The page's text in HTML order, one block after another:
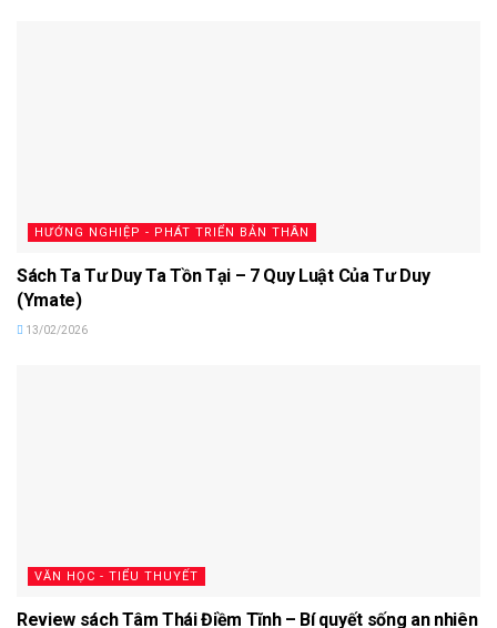
HƯỚNG NGHIỆP - PHÁT TRIỂN BẢN THÂN
Sách Ta Tư Duy Ta Tồn Tại – 7 Quy Luật Của Tư Duy
(Ymate)
13/02/2026
VĂN HỌC - TIỂU THUYẾT
Review sách Tâm Thái Điềm Tĩnh – Bí quyết sống an nhiên